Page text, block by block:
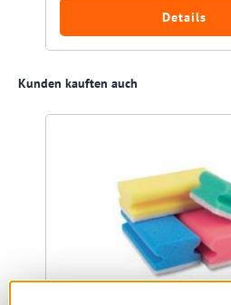
Details
Produktgalerie überspringen
Kunden kauften auch